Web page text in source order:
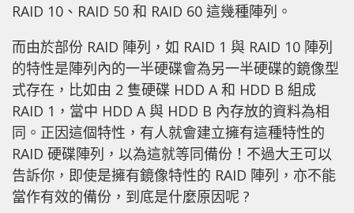
RAID 10、RAID 50 和 RAID 60 這幾種陣列。
而由於部份 RAID 陣列，如 RAID 1 與 RAID 10 陣列
的特性是陣列內的一半硬碟會為另一半硬碟的鏡像型
式存在，比如由 2 隻硬碟 HDD A 和 HDD B 組成
RAID 1，當中 HDD A 與 HDD B 內存放的資料為相
同。正因這個特性，有人就會建立擁有這種特性的
RAID 硬碟陣列，以為這就等同備份！不過大王可以
告訴你，即使是擁有鏡像特性的 RAID 陣列，亦不能
當作有效的備份，到底是什麼原因呢 ?